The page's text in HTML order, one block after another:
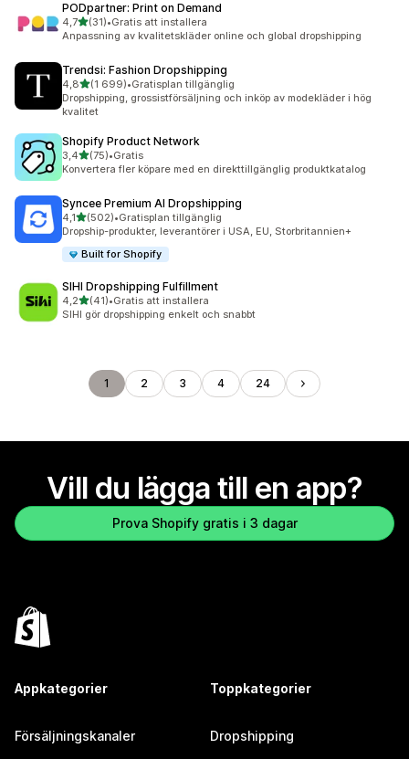
PODpartner: Print on Demand
4,7av 5 stjärnor
(31)
31 recensioner totalt
•Gratis att installera
Anpassning av kvalitetskläder online och global dropshipping
Trendsi: Fashion Dropshipping
4,8av 5 stjärnor
(1 699)
1699 recensioner totalt
•Gratisplan tillgänglig
Dropshipping, grossistförsäljning och inköp av modekläder i hög
kvalitet
Shopify Product Network
3,4av 5 stjärnor
(75)
75 recensioner totalt
•Gratis
Konvertera fler köpare med en direkttillgänglig produktkatalog
Syncee Premium AI Dropshipping
4,1av 5 stjärnor
(502)
502 recensioner totalt
•Gratisplan tillgänglig
Dropship-produkter, leverantörer i USA, EU, Storbritannien+
Built for Shopify
SIHI Dropshipping Fulfillment
4,2av 5 stjärnor
(41)
41 recensioner totalt
•Gratis att installera
SIHI gör dropshipping enkelt och snabbt
1 2 3 4 24
Vill du lägga till en app?
Prova Shopify gratis i 3 dagar
Appkategorier
Försäljningskanaler
Toppkategorier
Dropshipping